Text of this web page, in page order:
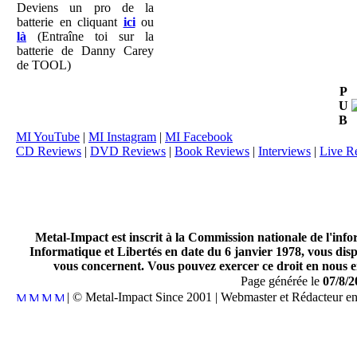
Deviens un pro de la
batterie en cliquant iciou
là (Entraîne toi sur la
batterie de Danny Carey
de TOOL)
P
U
B
MI YouTube | MI Instagram | MI Facebook
CD Reviews | DVD Reviews | Book Reviews | Interviews | Live
Metal-Impact est inscrit à la Commission nationale de
Informatique et Libertés en date du 6 janvier 1978, vous
vous concernent. Vous pouvez exercer ce droit en
Page générée le 07/8/
| © Metal-Impact Since 2001 | Webmaster et Rédacteur